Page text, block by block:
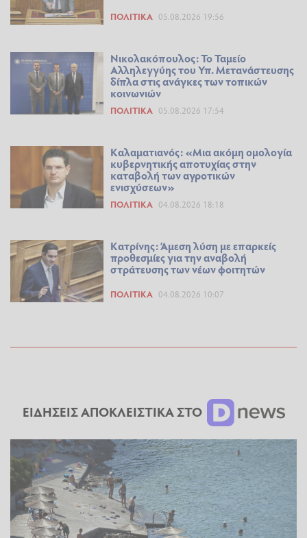
ΠΟΛΙΤΙΚΆ 05.08.2026 19:56
Νικολακόπουλος: Το Ταμείο
Αλληλεγγύης του Υπ. Μετανάστευσης
δίπλα στις ανάγκες των τοπικών
κοινωνιών
ΠΟΛΙΤΙΚΆ 05.08.2026 17:54
Καλαματιανός: «Μια ακόμη ομολογία
κυβερνητικής αποτυχίας στην
καταβολή των αγροτικών
ενισχύσεων»
ΠΟΛΙΤΙΚΆ 04.08.2026 18:18
Κατρίνης: Άμεση λύση με επαρκείς
προθεσμίες για την αναβολή
στράτευσης των νέων φοιτητών
ΠΟΛΙΤΙΚΆ 04.08.2026 10:07
ΕΙΔΗΣΕΙΣ ΑΠΟΚΛΕΙΣΤΙΚΑ ΣΤΟ